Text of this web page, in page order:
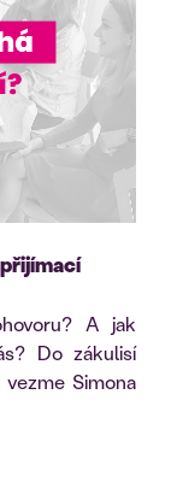
A jak
Do zákulisí
Simona